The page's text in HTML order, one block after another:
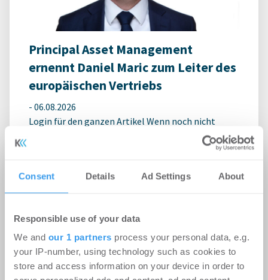
Consent Details Ad Settings About
Responsible use of your data
We and our 1 partners process your personal data, e.g.
your IP-number, using technology such as cookies to
store and access information on your device in order to
Principal Asset Management
ernennt Daniel Maric zum Leiter des
europäischen Vertriebs
- 06.08.2026
Login für den ganzen Artikel Wenn noch nicht